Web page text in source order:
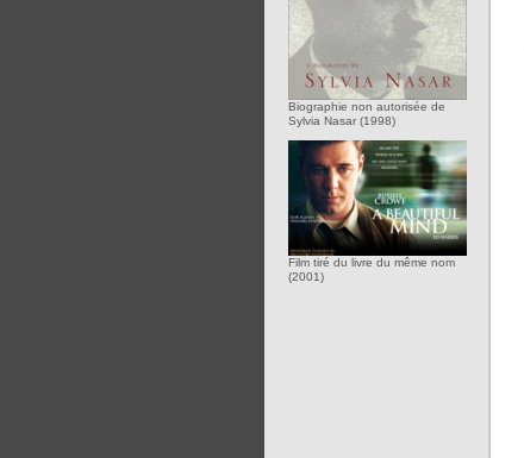
Biographie non autorisée de
Sylvia Nasar (1998)
Film tiré du livre du même nom
(2001)